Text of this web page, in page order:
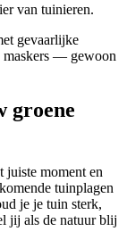
van tuinieren.
gevaarlijke
maskers — gewoon
groene
moment en
tuinplagen
je je tuin sterk,
jij als de natuur blij